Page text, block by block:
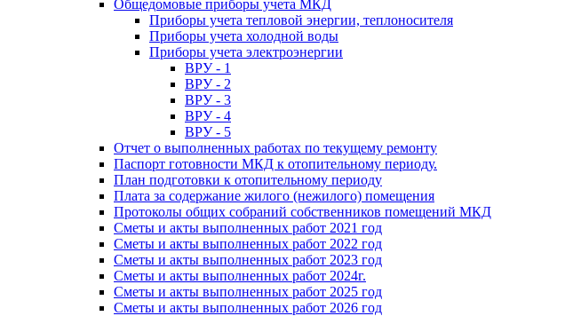
Общедомовые приборы учета МКД
Приборы учета тепловой энергии, теплоносителя
Приборы учета холодной воды
Приборы учета электроэнергии
ВРУ - 1
ВРУ - 2
ВРУ - 3
ВРУ - 4
ВРУ - 5
Отчет о выполненных работах по текущему ремонту
Паспорт готовности МКД к отопительному периоду.
План подготовки к отопительному периоду
Плата за содержание жилого (нежилого) помещения
Протоколы общих собраний собственников помещений МКД
Сметы и акты выполненных работ 2021 год
Сметы и акты выполненных работ 2022 год
Сметы и акты выполненных работ 2023 год
Сметы и акты выполненных работ 2024г.
Сметы и акты выполненных работ 2025 год
Сметы и акты выполненных работ 2026 год